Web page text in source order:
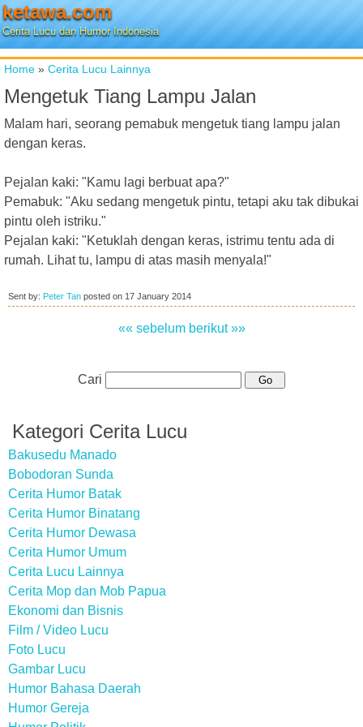
ketawa.com
Cerita Lucu dan Humor Indonesia
Home » Cerita Lucu Lainnya
Mengetuk Tiang Lampu Jalan
Malam hari, seorang pemabuk mengetuk tiang lampu jalan
dengan keras.
Pejalan kaki: "Kamu lagi berbuat apa?"
Pemabuk: "Aku sedang mengetuk pintu, tetapi aku tak dibukai
pintu oleh istriku."
Pejalan kaki: "Ketuklah dengan keras, istrimu tentu ada di
rumah. Lihat tu, lampu di atas masih menyala!"
Sent by: Peter Tan posted on 17 January 2014
«« sebelum berikut »»
Cari
Kategori Cerita Lucu
Bakusedu Manado
Bobodoran Sunda
Cerita Humor Batak
Cerita Humor Binatang
Cerita Humor Dewasa
Cerita Humor Umum
Cerita Lucu Lainnya
Cerita Mop dan Mob Papua
Ekonomi dan Bisnis
Film / Video Lucu
Foto Lucu
Gambar Lucu
Humor Bahasa Daerah
Humor Gereja